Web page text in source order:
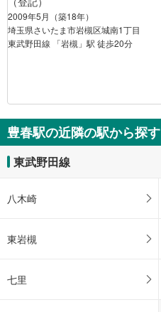
2009年5月（築18年）
埼玉県さいたま市岩槻区城南1丁目
東武野田線 「岩槻」駅 徒歩20分
豊春駅の近隣の駅から探す
東武野田線
八木崎
東岩槻
七里